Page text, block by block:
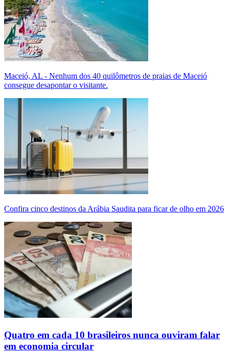
Maceió, AL - Nenhum dos 40 quilômetros de praias de Maceió
consegue desapontar o visitante.
Confira cinco destinos da Arábia Saudita para ficar de olho em 2026
Quatro em cada 10 brasileiros nunca ouviram falar
em economia circular